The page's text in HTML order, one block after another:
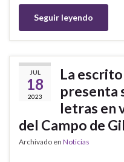
Seguir leyendo
JUL
18
2023
La
presenta
letras en
del Campo de
Archivado en Noticias